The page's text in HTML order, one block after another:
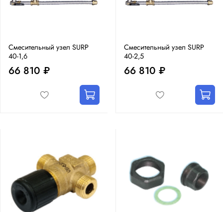
Смесительный узел SURP
40-1,6
66 810 ₽
Смесительный узел SURP
40-2,5
66 810 ₽